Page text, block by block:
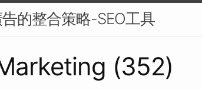
的整合策略-SEO工具
(352)